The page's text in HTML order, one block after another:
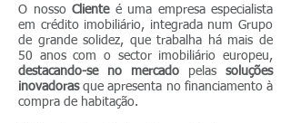
O nosso Cliente é uma empresa especialista
em crédito imobiliário, integrada num Grupo
de grande solidez, que trabalha há mais de
50 anos com o sector imobiliário europeu,
destacando-se no mercado pelas soluções
inovadorasque apresenta no financiamento à
compra de habitação.